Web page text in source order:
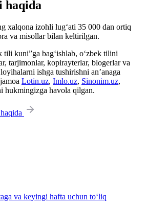
haqida
xalqona izohli lug‘ati 35 000 dan ortiq
va misollar bilan keltirilgan.
tili kuni”ga bag‘ishlab, o‘zbek tilini
tarjimonlar, kopirayterlar, blogerlar va
ishga tushirishni an’anaga
Lotin.uz, Imlo.uz, Sinonim.uz,
hukmingizga havola qilgan.
va keyingi hafta uchun to‘liq